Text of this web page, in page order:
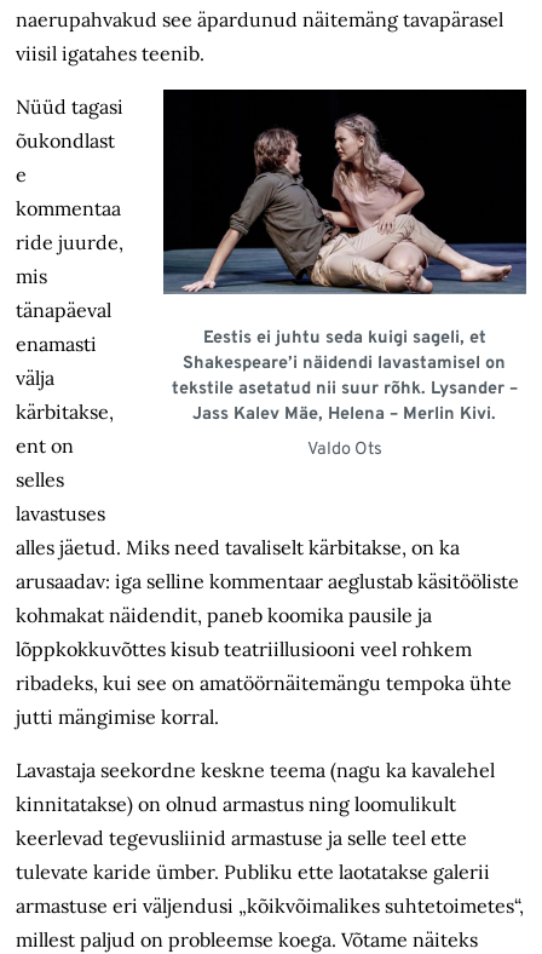
naeru­pahvakud see äpardunud näitemäng tavapärasel
viisil igatahes teenib.
Eestis ei juhtu seda kuigi sageli, et
Shakespeare’i näidendi lavastamisel on
tekstile asetatud nii suur rõhk. Lysander –
Jass Kalev Mäe, Helena – Merlin Kivi.
Valdo Ots
Nüüd tagasi
õukondlast
e
kommentaa
ride juurde,
mis
tänapäeval
enamasti
välja
kärbitakse,
ent on
selles
lavastuses
alles jäetud. Miks need tavaliselt kärbitakse, on ka
arusaadav: iga selline kommentaar aeglustab käsitööliste
kohmakat näidendit, paneb koomika pausile ja
lõppkokkuvõttes kisub teatri­illusiooni veel rohkem
ribadeks, kui see on amatöörnäitemängu tempoka ühte
jutti mängimise korral.
Lavastaja seekordne keskne teema (nagu ka kavalehel
kinnitatakse) on olnud armastus ning loomulikult
keerlevad tegevusliinid armastuse ja selle teel ette
tulevate karide ümber. Publiku ette laotatakse galerii
armastuse eri väljendusi „kõikvõimalikes suhtetoimetes“,
millest paljud on probleemse koega. Võtame näiteks